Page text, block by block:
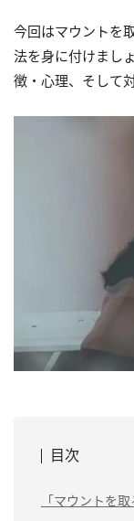
今回はマウントを
法を身に付けまし
徴・心理、そして
目次
「マウントを